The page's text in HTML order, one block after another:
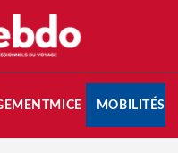
MICE MOBILITÉS